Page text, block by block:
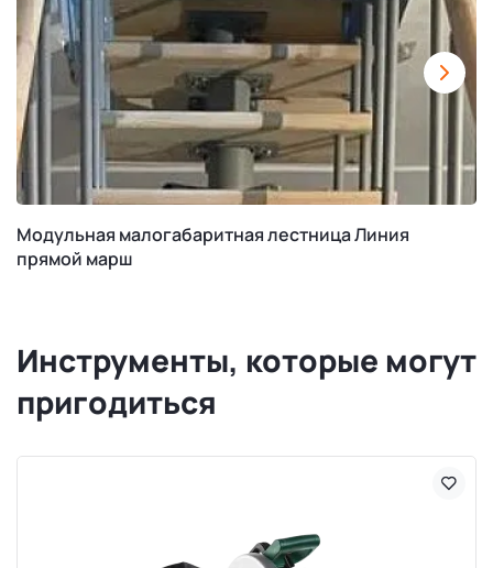
Модульная малогабаритная лестница Линия
прямой марш
Инструменты, которые могут
пригодиться